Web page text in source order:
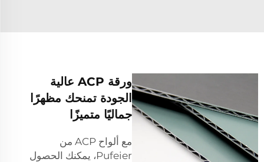
ورقة ACP عالية
الجودة تمنحك مظهرًا
جماليًا متميزًا
مع ألواح ACP من
Pufeier، يمكنك الحصول